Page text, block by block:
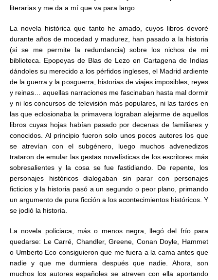
literarias y me da a mí que va para largo.
La novela histórica que tanto he amado, cuyos libros devoré
durante años de mocedad y madurez, han pasado a la historia
(si se me permite la redundancia) sobre los nichos de mi
biblioteca. Epopeyas de Blas de Lezo en Cartagena de Indias
dándoles su merecido a los pérfidos ingleses, el Madrid ardiente
de la guerra y la posguerra, historias de viajes imposibles, reyes
y reinas… aquellas narraciones me fascinaban hasta mal dormir
y ni los concursos de televisión más populares, ni las tardes en
las que eclosionaba la primavera lograban alejarme de aquellos
libros cuyas hojas habían pasado por decenas de familiares y
conocidos. Al principio fueron solo unos pocos autores los que
se atrevían con el subgénero, luego muchos advenedizos
trataron de emular las gestas novelísticas de los escritores más
sobresalientes y la cosa se fue fastidiando. De repente, los
personajes históricos dialogaban sin parar con personajes
ficticios y la historia pasó a un segundo o peor plano, primando
un argumento de pura ficción a los acontecimientos históricos. Y
se jodió la historia.
La novela policiaca, más o menos negra, llegó del frío para
quedarse: Le Carré, Chandler, Greene, Conan Doyle, Hammet
o Umberto Eco consiguieron que me fuera a la cama antes que
nadie y que me durmiera después que nadie. Ahora, son
muchos los autores españoles se atreven con ella aportando